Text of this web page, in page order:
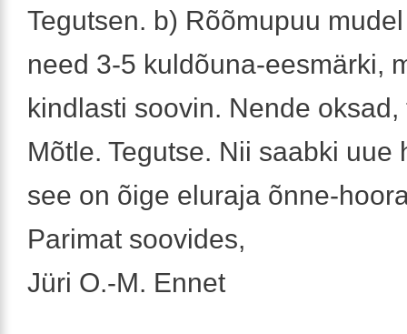
Tegutsen. b) Rõõmupuu
need 3-5 kuldõuna-eesmärki,
kindlasti soovin. Nende
Mõtle. Tegutse. Nii saabki uue
see on õige eluraja õnne-
Parimat soovides,
Jüri O.-M. Ennet